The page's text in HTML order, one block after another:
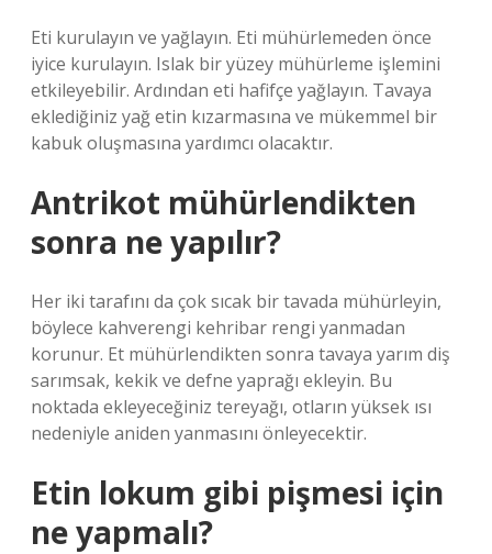
Eti kurulayın ve yağlayın. Eti mühürlemeden önce
iyice kurulayın. Islak bir yüzey mühürleme işlemini
etkileyebilir. Ardından eti hafifçe yağlayın. Tavaya
eklediğiniz yağ etin kızarmasına ve mükemmel bir
kabuk oluşmasına yardımcı olacaktır.
Antrikot mühürlendikten
sonra ne yapılır?
Her iki tarafını da çok sıcak bir tavada mühürleyin,
böylece kahverengi kehribar rengi yanmadan
korunur. Et mühürlendikten sonra tavaya yarım diş
sarımsak, kekik ve defne yaprağı ekleyin. Bu
noktada ekleyeceğiniz tereyağı, otların yüksek ısı
nedeniyle aniden yanmasını önleyecektir.
Etin lokum gibi pişmesi için
ne yapmalı?